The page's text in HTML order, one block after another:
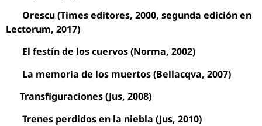
Orescu (Times editores, 2000, segunda edición en
Lectorum, 2017)
El festín de los cuervos (Norma, 2002)
La memoria de los muertos (Bellacqva, 2007)
Transfiguraciones (Jus, 2008)
Trenes perdidos en la niebla (Jus, 2010)